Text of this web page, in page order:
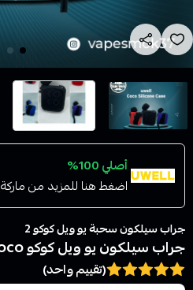
أصلي 100%
اضغط هنا للمزيد من ماركة
جراب سيلكون سحبة يو ويل كوكو 2
جراب سيلكون يو ويل كوكو You Will Coco
(تقييم واحد)